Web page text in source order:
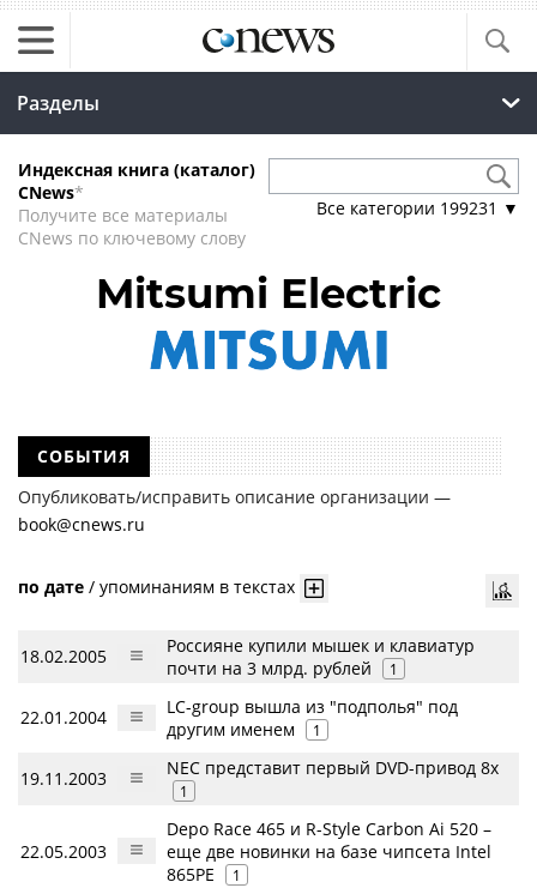
Разделы
Индексная книга (каталог)
CNews*
Получите все материалы
CNews по ключевому слову
Все категории 199231 ▼
Mitsumi Electric
СОБЫТИЯ
Опубликовать/исправить описание организации —
book@cnews.ru
по дате / упоминаниям в текстах
18.02.2005
Россияне купили мышек и клавиатур
почти на 3 млрд. рублей
1
22.01.2004
LC-group вышла из "подполья" под
другим именем
1
19.11.2003 NEC представит первый DVD-привод 8x
1
22.05.2003
Depo Race 465 и R-Style Carbon Ai 520 –
еще две новинки на базе чипсета Intel
865PE
1